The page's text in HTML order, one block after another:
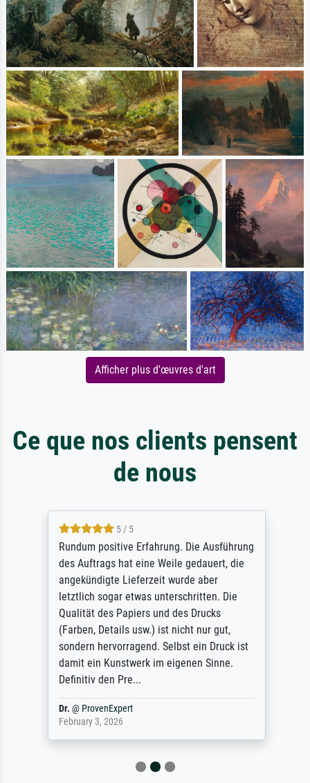
Afficher plus d'œuvres d'art
Ce que nos clients pensent
de nous
5 / 5
Rundum positive Erfahrung. Die Ausführung
des Auftrags hat eine Weile gedauert, die
angekündigte Lieferzeit wurde aber
letztlich sogar etwas unterschritten. Die
Qualität des Papiers und des Drucks
(Farben, Details usw.) ist nicht nur gut,
sondern hervorragend. Selbst ein Druck ist
damit ein Kunstwerk im eigenen Sinne.
Definitiv den Pre...
Dr.@ ProvenExpert
February 3, 2026